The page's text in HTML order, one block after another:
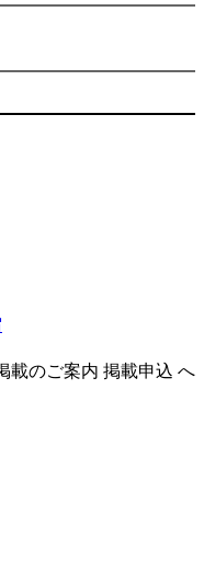
載のご案内 掲載申込 へ